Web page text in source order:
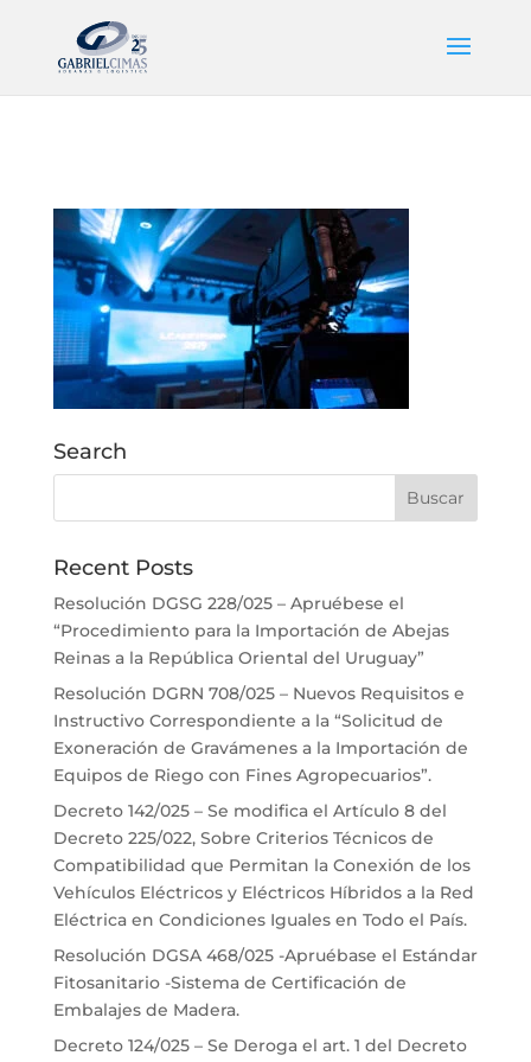
Search
Recent Posts
Resolución DGSG 228/025 – Apruébese el
“Procedimiento para la Importación de Abejas
Reinas a la República Oriental del Uruguay”
Resolución DGRN 708/025 – Nuevos Requisitos e
Instructivo Correspondiente a la “Solicitud de
Exoneración de Gravámenes a la Importación de
Equipos de Riego con Fines Agropecuarios”.
Decreto 142/025 – Se modifica el Artículo 8 del
Decreto 225/022, Sobre Criterios Técnicos de
Compatibilidad que Permitan la Conexión de los
Vehículos Eléctricos y Eléctricos Híbridos a la Red
Eléctrica en Condiciones Iguales en Todo el País.
Resolución DGSA 468/025 -Apruébase el Estándar
Fitosanitario -Sistema de Certificación de
Embalajes de Madera.
Decreto 124/025 – Se Deroga el art. 1 del Decreto